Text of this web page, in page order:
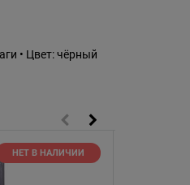
• Цвет: чёрный
НЕТ В НАЛИЧИИ